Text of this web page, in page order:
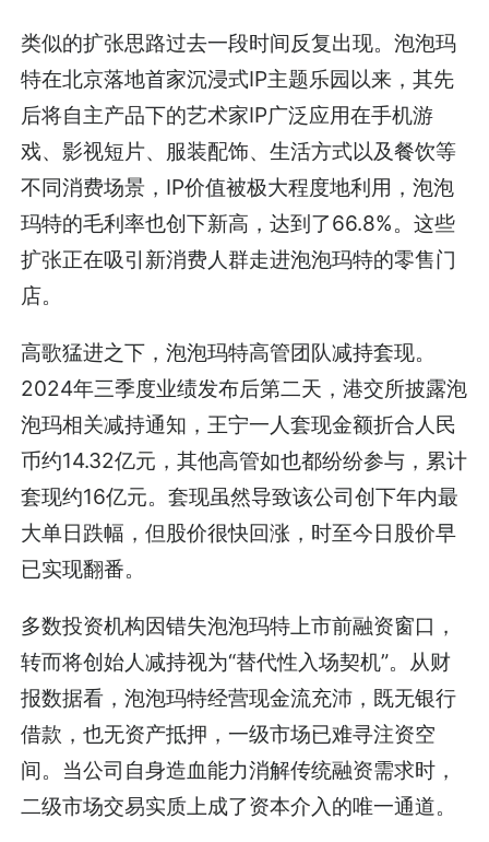
类似的扩张思路过去一段时间反复出现。泡泡玛
特在北京落地首家沉浸式IP主题乐园以来，其先
后将自主产品下的艺术家IP广泛应用在手机游
戏、影视短片、服装配饰、生活方式以及餐饮等
不同消费场景，IP价值被极大程度地利用，泡泡
玛特的毛利率也创下新高，达到了66.8%。这些
扩张正在吸引新消费人群走进泡泡玛特的零售门
店。
高歌猛进之下，泡泡玛特高管团队减持套现。
2024年三季度业绩发布后第二天，港交所披露泡
泡玛相关减持通知，王宁一人套现金额折合人民
币约14.32亿元，其他高管如也都纷纷参与，累计
套现约16亿元。套现虽然导致该公司创下年内最
大单日跌幅，但股价很快回涨，时至今日股价早
已实现翻番。
多数投资机构因错失泡泡玛特上市前融资窗口，
转而将创始人减持视为“替代性入场契机”。从财
报数据看，泡泡玛特经营现金流充沛，既无银行
借款，也无资产抵押，一级市场已难寻注资空
间。当公司自身造血能力消解传统融资需求时，
二级市场交易实质上成了资本介入的唯一通道。